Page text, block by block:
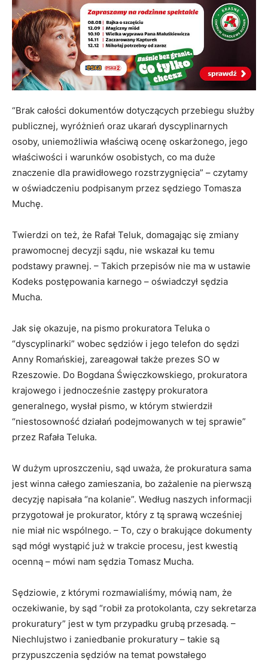
“Brak całości dokumentów dotyczących przebiegu służby
publicznej, wyróżnień oraz ukarań dyscyplinarnych
osoby, uniemożliwia właściwą ocenę oskarżonego, jego
właściwości i warunków osobistych, co ma duże
znaczenie dla prawidłowego rozstrzygnięcia” – czytamy
w oświadczeniu podpisanym przez sędziego Tomasza
Muchę.
Twierdzi on też, że Rafał Teluk, domagając się zmiany
prawomocnej decyzji sądu, nie wskazał ku temu
podstawy prawnej. – Takich przepisów nie ma w ustawie
Kodeks postępowania karnego – oświadczył sędzia
Mucha.
Jak się okazuje, na pismo prokuratora Teluka o
“dyscyplinarki” wobec sędziów i jego telefon do sędzi
Anny Romańskiej, zareagował także prezes SO w
Rzeszowie. Do Bogdana Święczkowskiego, prokuratora
krajowego i jednocześnie zastępy prokuratora
generalnego, wysłał pismo, w którym stwierdził
“niestosowność działań podejmowanych w tej sprawie”
przez Rafała Teluka.
W dużym uproszczeniu, sąd uważa, że prokuratura sama
jest winna całego zamieszania, bo zażalenie na pierwszą
decyzję napisała “na kolanie”. Według naszych informacji
przygotował je prokurator, który z tą sprawą wcześniej
nie miał nic wspólnego. – To, czy o brakujące dokumenty
sąd mógł wystąpić już w trakcie procesu, jest kwestią
ocenną – mówi nam sędzia Tomasz Mucha.
Sędziowie, z którymi rozmawialiśmy, mówią nam, że
oczekiwanie, by sąd “robił za protokolanta, czy sekretarza
prokuratury” jest w tym przypadku grubą przesadą. –
Niechlujstwo i zaniedbanie prokuratury – takie są
przypuszczenia sędziów na temat powstałego